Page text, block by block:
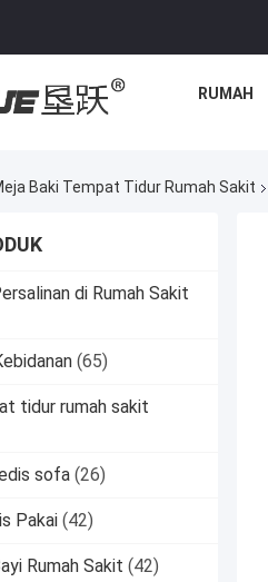
RUMAH
Baki Tempat Tidur Rumah Sakit
di Rumah Sakit
(65)
tidur rumah sakit
sofa (26)
Pakai (42)
Rumah Sakit (42)